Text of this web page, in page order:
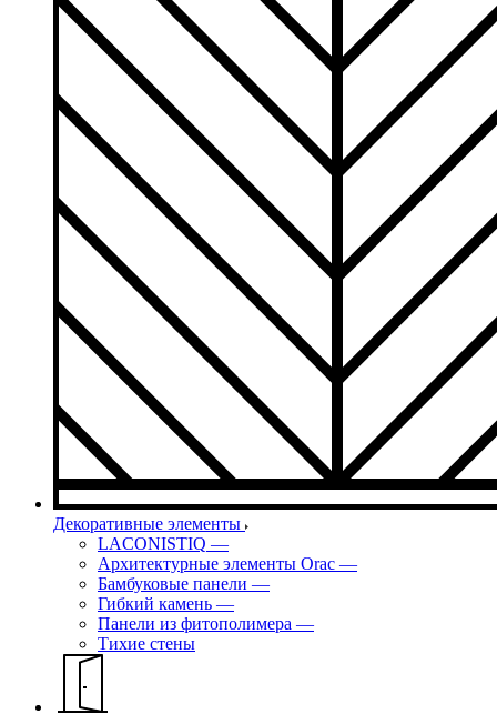
Декоративные элементы
LACONISTIQ —
Архитектурные элементы Orac —
Бамбуковые панели —
Гибкий камень —
Панели из фитополимера —
Тихие стены